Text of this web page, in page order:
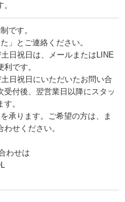
です。
」とご連絡ください。
日祝日は、メールまたはLINE
です。
日祝日にいただいたお問い合
受付後、翌営業日以降にスタッ
。
承ります。ご希望の方は、ま
せください。
わせは